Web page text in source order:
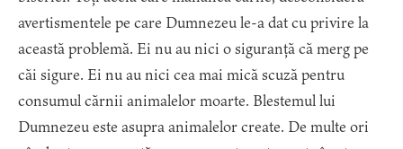
avertismentele pe care Dumnezeu le-a dat cu privire la
această problemă. Ei nu au nici o siguranță că merg pe
căi sigure. Ei nu au nici cea mai mică scuză pentru
consumul cărnii animalelor moarte. Blestemul lui
Dumnezeu este asupra animalelor create. De multe ori